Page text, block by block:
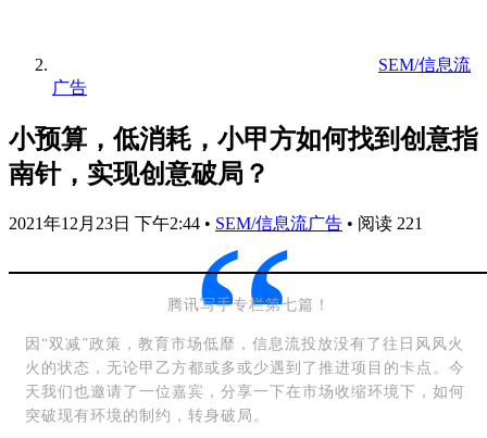
SEM/信息流
广告
小预算，低消耗，小甲方如何找到创意指
南针，实现创意破局？
2021年12月23日 下午2:44 • SEM/信息流广告 • 阅读 221
“
腾讯写手专栏第七篇！
因“双减”政策，教育市场低靡，信息流投放没有了往日风风火
火的状态，无论甲乙方都或多或少遇到了推进项目的卡点。今
天我们也邀请了一位嘉宾，分享一下在市场收缩环境下，如何
突破现有环境的制约，转身破局。